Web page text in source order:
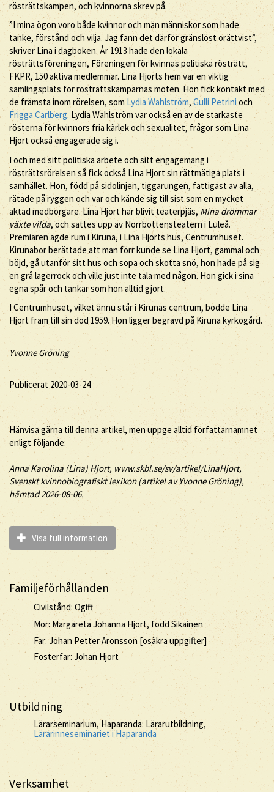
rösträttskampen, och kvinnorna skrev på.
”I mina ögon voro både kvinnor och män människor som hade
tanke, förstånd och vilja. Jag fann det därför gränslöst orättvist”,
skriver Lina i dagboken. År 1913 hade den lokala
rösträttsföreningen, Föreningen för kvinnas politiska rösträtt,
FKPR, 150 aktiva medlemmar. Lina Hjorts hem var en viktig
samlingsplats för rösträttskämparnas möten. Hon fick kontakt med
de främsta inom rörelsen, som Lydia Wahlström,Gulli Petrini och
Frigga Carlberg. Lydia Wahlström var också en av de starkaste
rösterna för kvinnors fria kärlek och sexualitet, frågor som Lina
Hjort också engagerade sig i.
I och med sitt politiska arbete och sitt engagemang i
rösträttsrörelsen så fick också Lina Hjort sin rättmätiga plats i
samhället. Hon, född på sidolinjen, tiggarungen, fattigast av alla,
rätade på ryggen och var och kände sig till sist som en mycket
aktad medborgare. Lina Hjort har blivit teaterpjäs, Mina drömmar
växte vilda, och sattes upp av Norrbottensteatern i Luleå.
Premiären ägde rum i Kiruna, i Lina Hjorts hus, Centrumhuset.
Kirunabor berättade att man förr kunde se Lina Hjort, gammal och
böjd, gå utanför sitt hus och sopa och skotta snö, hon hade på sig
en grå lagerrock och ville just inte tala med någon. Hon gick i sina
egna spår och tankar som hon alltid gjort.
I Centrumhuset, vilket ännu står i Kirunas centrum, bodde Lina
Hjort fram till sin död 1959. Hon ligger begravd på Kiruna kyrkogård.
Yvonne Gröning
Publicerat 2020-03-24
Hänvisa gärna till denna artikel, men uppge alltid författarnamnet
enligt följande:
Anna Karolina (Lina) Hjort, www.skbl.se/sv/artikel/LinaHjort,
Svenskt kvinnobiografiskt lexikon (artikel avYvonne Gröning),
hämtad 2026-08-06.
Visa full information
Familjeförhållanden
Civilstånd: Ogift
Mor: Margareta Johanna Hjort, född Sikainen
Far: Johan Petter Aronsson [osäkra uppgifter]
Fosterfar: Johan Hjort
Utbildning
Lärarseminarium, Haparanda: Lärarutbildning,
Lärarinneseminariet i Haparanda
Verksamhet